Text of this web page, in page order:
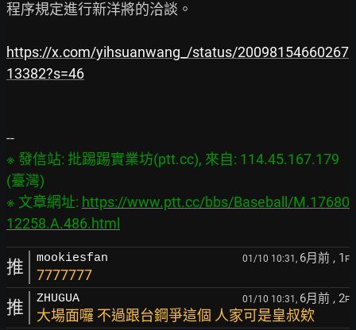
程序規定進行新洋將的洽談。
https://x.com/yihsuanwang_/status/20098154660267
13382?s=46
※ 發信站: 批踢踢實業坊(ptt.cc), 來自: 114.45.167.179
(臺灣)
※ 文章網址: https://www.ptt.cc/bbs/Baseball/M.17680
12258.A.486.html
推 mookiesfan 01/10 10:31, 6月前 , 1 F
7777777
推 ZHUGUA 01/10 10:31, 6月前 , 2F
大場面囉 不過跟台鋼爭這個 人家可是皇叔欸